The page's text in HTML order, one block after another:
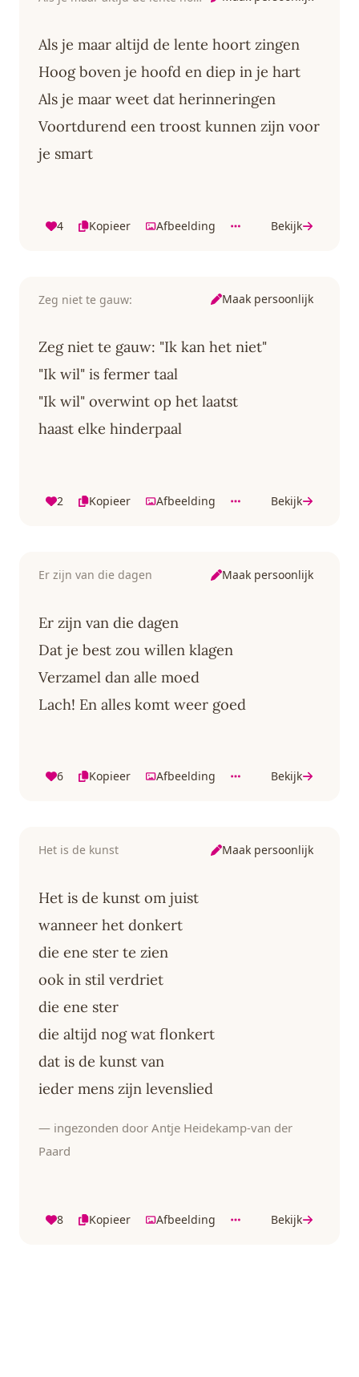
Als je maar altijd de lente hoort zingen
Hoog boven je hoofd en diep in je hart
Als je maar weet dat herinneringen
Voortdurend een troost kunnen zijn voor
je smart
4 Kopieer Afbeelding Bekijk
Zeg niet te gauw: Maak persoonlijk
Zeg niet te gauw: "Ik kan het niet"
"Ik wil" is fermer taal
"Ik wil" overwint op het laatst
haast elke hinderpaal
2 Kopieer Afbeelding Bekijk
Er zijn van die dagen Maak persoonlijk
Er zijn van die dagen
Dat je best zou willen klagen
Verzamel dan alle moed
Lach! En alles komt weer goed
6 Kopieer Afbeelding Bekijk
Het is de kunst Maak persoonlijk
Het is de kunst om juist
wanneer het donkert
die ene ster te zien
ook in stil verdriet
die ene ster
die altijd nog wat flonkert
dat is de kunst van
ieder mens zijn levenslied
— ingezonden door Antje Heidekamp-van der
Paard
8 Kopieer Afbeelding Bekijk